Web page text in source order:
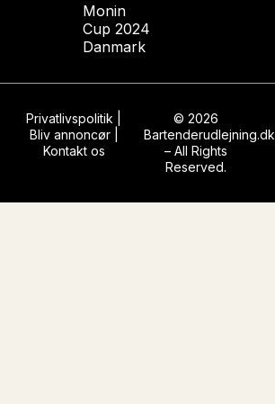
Monin
Cup 2024
Danmark
© 2026
Bartenderudlejning.dk
– All Rights
Reserved.
Privatlivspolitik
Bliv annoncør|
Kontakt os